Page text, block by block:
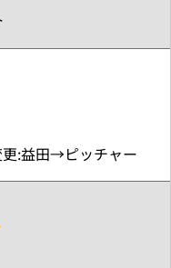
:益田→ピッチャー